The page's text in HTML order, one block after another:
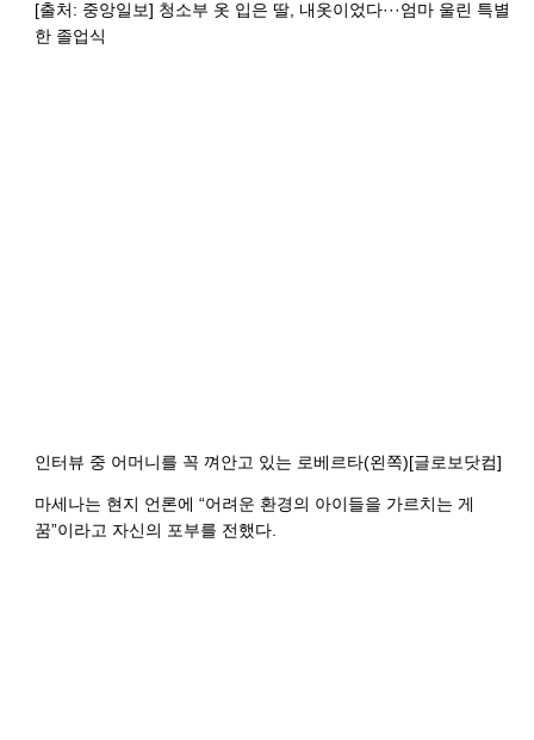
[출처: 중앙일보] 청소부 옷 입은 딸, 내옷이었다···엄마 울린 특별
한 졸업식
인터뷰 중 어머니를 꼭 껴안고 있는 로베르타(왼쪽)[글로보닷컴]
마세나는 현지 언론에 “어려운 환경의 아이들을 가르치는 게
꿈”이라고 자신의 포부를 전했다.